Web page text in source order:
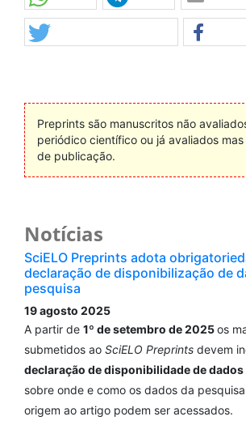
Preprints são manuscritos não
periódico científico ou já avaliados
de publicação.
Notícias
SciELO Preprints adota
declaração de disponibilização de
pesquisa
19 agosto 2025
A partir de 1º de setembro de 2025os
submetidos ao SciELO Preprints devem
declaração de disponibilidade de dados
sobre onde e como os dados da
origem ao artigo podem ser acessados.